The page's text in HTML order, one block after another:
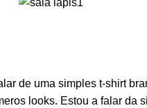
de uma simples t-shirt
looks. Estou a falar da